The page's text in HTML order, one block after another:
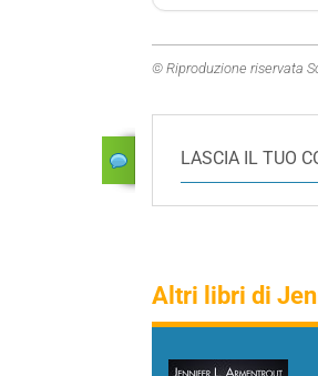
© Riproduzione riservata
LASCIA IL TUO
Altri libri di